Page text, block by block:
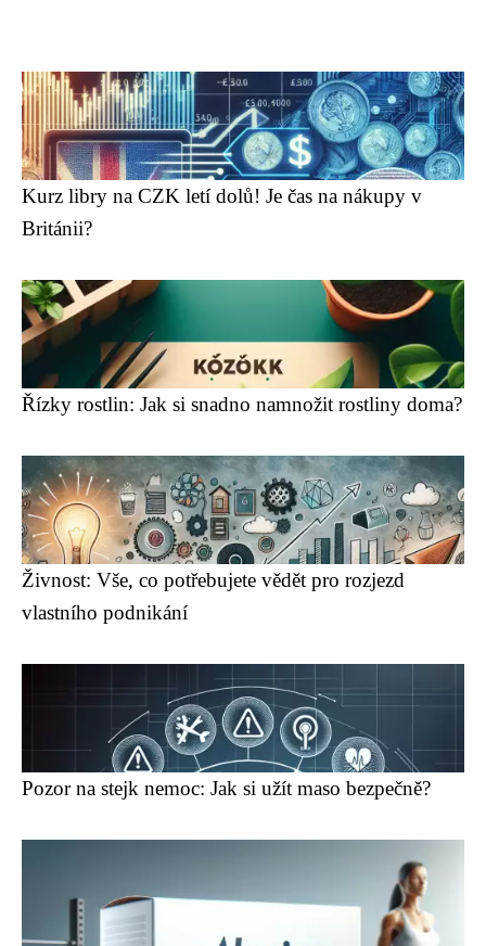
Kurz libry na CZK letí dolů! Je čas na nákupy v
Británii?
Řízky rostlin: Jak si snadno namnožit rostliny doma?
Živnost: Vše, co potřebujete vědět pro rozjezd
vlastního podnikání
Pozor na stejk nemoc: Jak si užít maso bezpečně?